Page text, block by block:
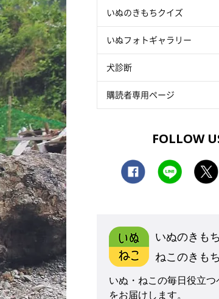
いぬのきもちクイズ
いぬフォトギャラリー
犬診断
購読者専用ページ
FOLLOW
いぬのきもち
ねこのきもち
いぬ・ねこの毎日役立つ
をお届けします。